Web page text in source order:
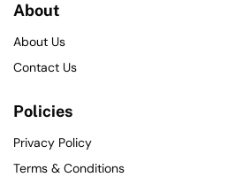
About
About Us
Contact Us
Policies
Privacy Policy
Terms & Conditions